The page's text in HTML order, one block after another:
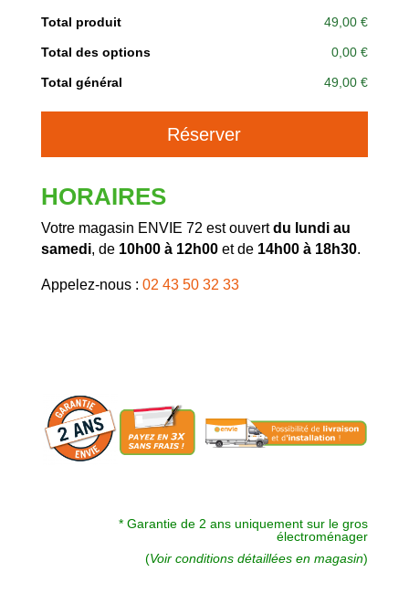
Total produit 49,00 €
Total des options 0,00 €
Total général 49,00 €
Réserver
HORAIRES
Votre magasin ENVIE 72 est ouvertdu lundi au
samedi, de 10h00 à 12h00et de 14h00 à 18h30.
Appelez-nous : 02 43 50 32 33
* Garantie de 2 ans uniquement sur le gros
électroménager
(Voir conditions détaillées en magasin)